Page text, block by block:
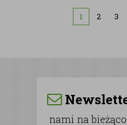
1 2 3
nami na